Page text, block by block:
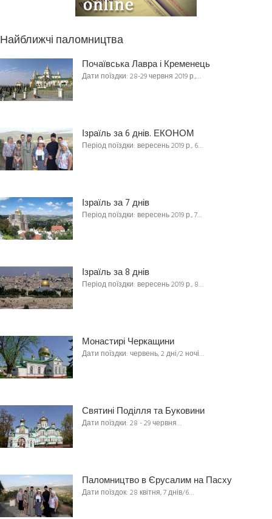
Найближчі паломництва
Почаївська Лавра і Кременець
Дати поїздки: 28-29 червня 2019 р.,…
Ізраїль за 6 днів. ЕКОНОМ
Період поїздки: вересень 2019 р., 6…
Ізраїль за 7 днів
Період поїздки: вересень 2019 р., 7…
Ізраїль за 8 днів
Період поїздки: вересень 2019 р., 8…
Монастирі Черкащини
Дати поїздки: червень, 2 дні/2 ночі…
Святині Поділля та Буковини
Дати поїздки: 28 - 29 червня…
Паломництво в Єрусалим на Пасху
Дати поїздок: 28 квітня, 7 днів/6…